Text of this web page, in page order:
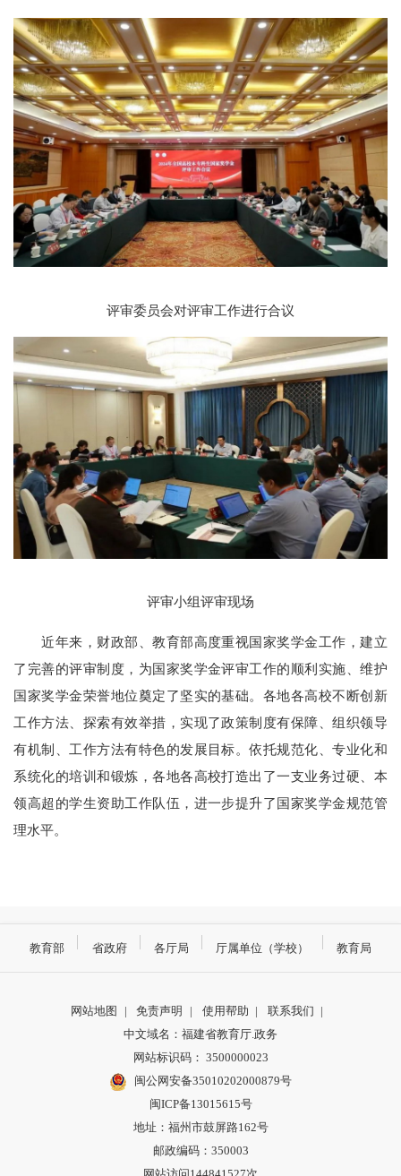
评审委员会对评审工作进行合议
评审小组评审现场
近年来，财政部、教育部高度重视国家奖学金工作，建立
了完善的评审制度，为国家奖学金评审工作的顺利实施、维护
国家奖学金荣誉地位奠定了坚实的基础。各地各高校不断创新
工作方法、探索有效举措，实现了政策制度有保障、组织领导
有机制、工作方法有特色的发展目标。依托规范化、专业化和
系统化的培训和锻炼，各地各高校打造出了一支业务过硬、本
领高超的学生资助工作队伍，进一步提升了国家奖学金规范管
理水平。
教育部 省政府 各厅局 厅属单位（学校） 教育局
网站地图 | 免责声明 | 使用帮助 | 联系我们 |
中文域名：福建省教育厅.政务
网站标识码： 3500000023
闽公网安备35010202000879号
闽ICP备13015615号
地址：福州市鼓屏路162号
邮政编码：350003